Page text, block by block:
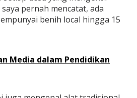
pernah mencatat, ada
benih local hingga 15
Media dalam Pendidikan